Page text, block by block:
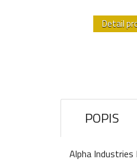
Detail
POPIS
Alpha